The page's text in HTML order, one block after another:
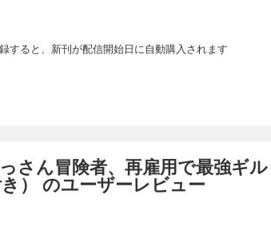
すると、新刊が配信開始日に自動購入されます
さん冒険者、再雇用で最強ギ
） のユーザーレビュー